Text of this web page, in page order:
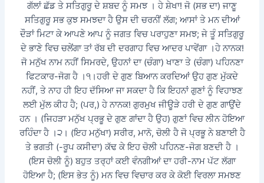
ਗੱਲਾਂ ਛੱਡ ਤੇ ਸਤਿਗੁਰੂ ਦੇ ਸ਼ਬਦ ਨੂੰ ਸਮਝ । ਹੇ ਸ਼ੇਖਾ! ਜੋ (ਸਭ ਦਾ) ਜਾਣੂ
ਸਤਿਗੁਰੂ ਸਭ ਕੁਝ ਸਮਝਦਾ ਹੈ ਉਸ ਦੀ ਚਰਨੀਂ ਲੱਗ; ਆਸਾਂ ਤੇ ਮਨ ਦੀਆਂ
ਦੌੜਾਂ ਮਿਟਾ ਕੇ ਆਪਣੇ ਆਪ ਨੂੰ ਜਗਤ ਵਿਚ ਪਰਾਹੁਣਾ ਸਮਝ; ਜੇ ਤੂੰ ਸਤਿਗੁਰੂ
ਦੇ ਭਾਣੇ ਵਿਚ ਚਲੇਂਗਾ ਤਾਂ ਰੱਬ ਦੀ ਦਰਗਾਹ ਵਿਚ ਆਦਰ ਪਾਵੇਂਗਾ ।ਹੇ ਨਾਨਕ!
ਜੋ ਮਨੁੱਖ ਨਾਮ ਨਹੀਂ ਸਿਮਰਦੇ, ਉਹਨਾਂ ਦਾ (ਚੰਗਾ) ਖਾਣਾ ਤੇ (ਚੰਗਾ) ਪਹਿਨਣਾ
ਫਿਟਕਾਰ-ਜੋਗ ਹੈ ।੧।ਹਰੀ ਦੇ ਗੁਣ ਬਿਆਨ ਕਰਦਿਆਂ ਉਹ ਗੁਣ ਮੁੱਕਦੇ
ਨਹੀਂ, ਤੇ ਨਾਹ ਹੀ ਇਹ ਦੱਸਿਆ ਜਾ ਸਕਦਾ ਹੈ ਕਿ ਇਹਨਾਂ ਗੁਣਾਂ ਨੂੰ ਵਿਹਾਝਣ
ਲਈ ਮੁੱਲ ਕੀਹ ਹੈ; (ਪਰ,) ਹੇ ਨਾਨਕ! ਗੁਰਮੁਖ ਜੀਊੜੇ ਹਰੀ ਦੇ ਗੁਣ ਗਾਉਂਦੇ
ਹਨ । (ਜਿਹੜਾ ਮਨੁੱਖ ਪ੍ਰਭੂ ਦੇ ਗੁਣ ਗਾਂਦਾ ਹੈ ਉਹ) ਗੁਣਾਂ ਵਿਚ ਲੀਨ ਹੋਇਆ
ਰਹਿੰਦਾ ਹੈ ।੨। (ਇਹ ਮਨੁੱਖਾ) ਸਰੀਰ, ਮਾਨੋ, ਚੋਲੀ ਹੈ ਜੋ ਪ੍ਰਭੂ ਨੇ ਬਣਾਈ ਹੈ
ਤੇ ਭਗਤੀ (-ਰੂਪ ਕਸੀਦਾ) ਕੱਢ ਕੇ ਇਹ ਚੋਲੀ ਪਹਿਨਣ-ਜੋਗ ਬਣਦੀ ਹੈ ।
(ਇਸ ਚੋਲੀ ਨੂੰ) ਬਹੁਤ ਤਰ੍ਹਾਂ ਕਈ ਵੰਨਗੀਆਂ ਦਾ ਹਰੀ-ਨਾਮ ਪੱਟ ਲੱਗਾ
ਹੋਇਆ ਹੈ; (ਇਸ ਭੇਤ ਨੂੰ) ਮਨ ਵਿਚ ਵਿਚਾਰ ਕਰ ਕੇ ਕੋਈ ਵਿਰਲਾ ਸਮਝਣ